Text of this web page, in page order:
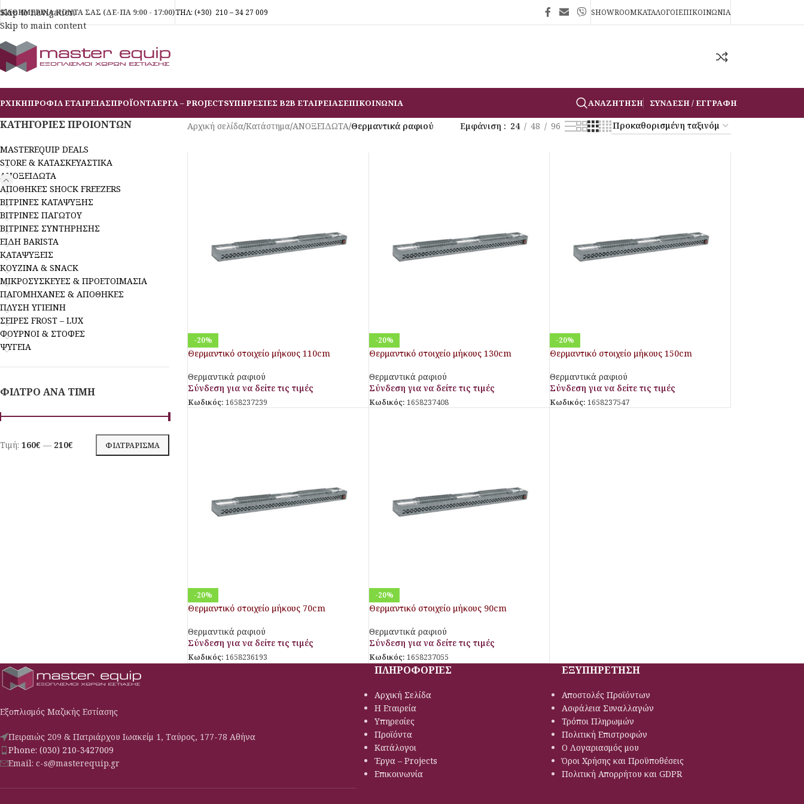
Skip to navigation
Skip to main content
ΚΑΘΗΜΕΡΙΝΑ ΚΟΝΤΑ ΣΑΣ (ΔΕ-ΠΑ 9:00 - 17:00)ΤΗΛ: (+30) 210 – 34 27 009 SHOWROOMΚΑΤΑΛΟΓΟΙΕΠΙΚΟΙΝΩΝΙΑ
ΠΡΟΦΙΛ ΕΤΑΙΡΕΙΑΣΠΡΟΪΟΝΤΑΕΡΓΑ – PROJECTSΥΠΗΡΕΣΙΕΣ B2B ΕΤΑΙΡΕΙΑΣΕΠΙΚΟΙΝΩΝΙΑ ΑΝΑΖΉΤΗΣΗ ΣΎΝΔΕΣΗ / ΕΓΓΡΑΦΉ
ΚΑΤΗΓΟΡΙΕΣ ΠΡΟΙΟΝΤΩΝ
MASTEREQUIP DEALS
STORE & ΚΑΤΑΣΚΕΥΑΣΤΙΚΑ
ΑΝΟΞΕΙΔΩΤΑ
ΑΠΟΘΗΚΕΣ SHOCK FREEZERS
ΒΙΤΡΙΝΕΣ ΚΑΤΑΨΥΞΗΣ
ΒΙΤΡΙΝΕΣ ΠΑΓΩΤΟΥ
ΒΙΤΡΙΝΕΣ ΣΥΝΤΗΡΗΣΗΣ
ΕΙΔΗ BARISTA
ΚΑΤΑΨΥΞΕΙΣ
ΚΟΥΖΙΝΑ & SNACK
ΜΙΚΡΟΣΥΣΚΕΥΕΣ & ΠΡΟΕΤΟΙΜΑΣΙΑ
ΠΑΓΟΜΗΧΑΝΕΣ & ΑΠΟΘΗΚΕΣ
ΠΛΥΣΗ ΥΓΙΕΙΝΗ
ΣΕΙΡΕΣ FROST – LUX
ΦΟΥΡΝΟΙ & ΣΤΟΦΕΣ
ΨΥΓΕΙΑ
ΦΙΛΤΡΟ ΑΝΑ ΤΙΜΗ
ΦΙΛΤΡΆΡΙΣΜΑ
Τιμή: 160€ — 210€
Αρχική σελίδα/Κατάστημα/ΑΝΟΞΕΙΔΩΤΑ/Θερμαντικά ραφιού Εμφάνιση 24 48 96
-20%
Θερμαντικό στοιχείο μήκους 110cm
Θερμαντικά ραφιού
Σύνδεση για να δείτε τις τιμές
Κωδικός: 1658237239
-20%
Θερμαντικό στοιχείο μήκους 130cm
Θερμαντικά ραφιού
Σύνδεση για να δείτε τις τιμές
Κωδικός: 1658237408
-20%
Θερμαντικό στοιχείο μήκους 150cm
Θερμαντικά ραφιού
Σύνδεση για να δείτε τις τιμές
Κωδικός:1658237547
-20%
Θερμαντικό στοιχείο μήκους 70cm
Θερμαντικά ραφιού
Σύνδεση για να δείτε τις τιμές
Κωδικός: 1658236193
-20%
Θερμαντικό στοιχείο μήκους 90cm
Θερμαντικά ραφιού
Σύνδεση για να δείτε τις τιμές
Κωδικός: 1658237055
Εξοπλισμός Μαζικής Εστίασης
Πειραιώς 209 & Πατριάρχου Ιωακείμ 1, Ταύρος, 177-78 Αθήνα
Phone: (030) 210-3427009
Email: c-s@masterequip.gr
ΠΛΗΡΟΦΟΡΙΕΣ
Αρχική Σελίδα
Η Εταιρεία
Υπηρεσίες
Προϊόντα
Κατάλογοι
Έργα – Projects
Επικοινωνία
ΕΞΥΠΗΡΕΤΗΣΗ
Αποστολές Προϊόντων
Ασφάλεια Συναλλαγών
Τρόποι Πληρωμών
Πολιτική Eπιστροφών
Ο Λογαριασμός μου
Όροι Χρήσης και Προϋποθέσεις
Πολιτική Απορρήτου και GDPR